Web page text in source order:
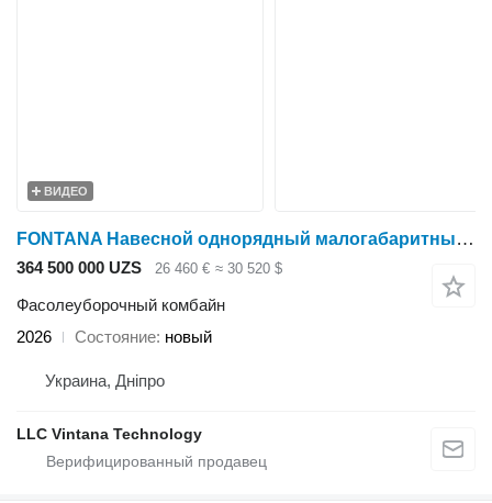
ВИДЕО
FONTANA Навесной однорядный малогабаритный комбайн серии RF3
364 500 000 UZS 26 460 € ≈ 30 520 $
Фасолеуборочный комбайн
2026
Состояние новый
Украина, Дніпро
LLC Vintana Technology